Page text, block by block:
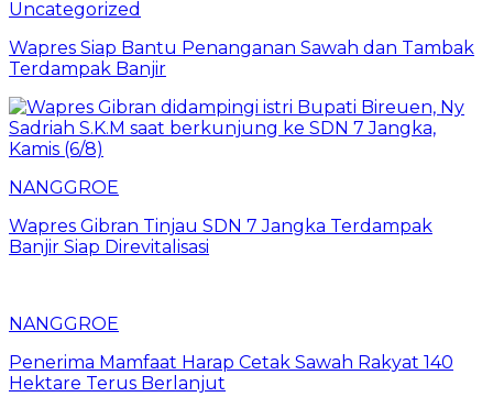
Uncategorized
Wapres Siap Bantu Penanganan Sawah dan Tambak
Terdampak Banjir
NANGGROE
Wapres Gibran Tinjau SDN 7 Jangka Terdampak
Banjir Siap Direvitalisasi
NANGGROE
Penerima Mamfaat Harap Cetak Sawah Rakyat 140
Hektare Terus Berlanjut